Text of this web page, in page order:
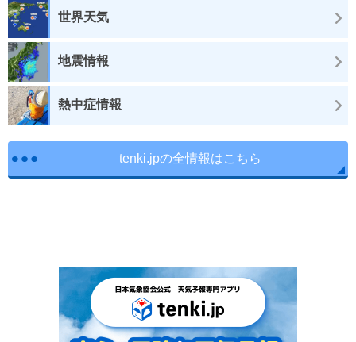
世界天気
地震情報
熱中症情報
tenki.jpの全情報はこちら